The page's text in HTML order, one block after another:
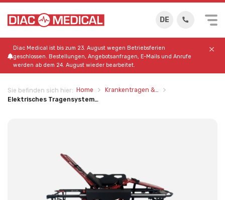
DE
Diac Medical ist bis zum 23. August wegen Betriebsferien
geschlossen. Bestellungen, Angebotsanfragen, E-Mails und Anrufe
werden ab dem 24. August wieder bearbeitet.
Sie befinden sich hier: Home
Krankentragen &…
Elektrisches Tragensystem…